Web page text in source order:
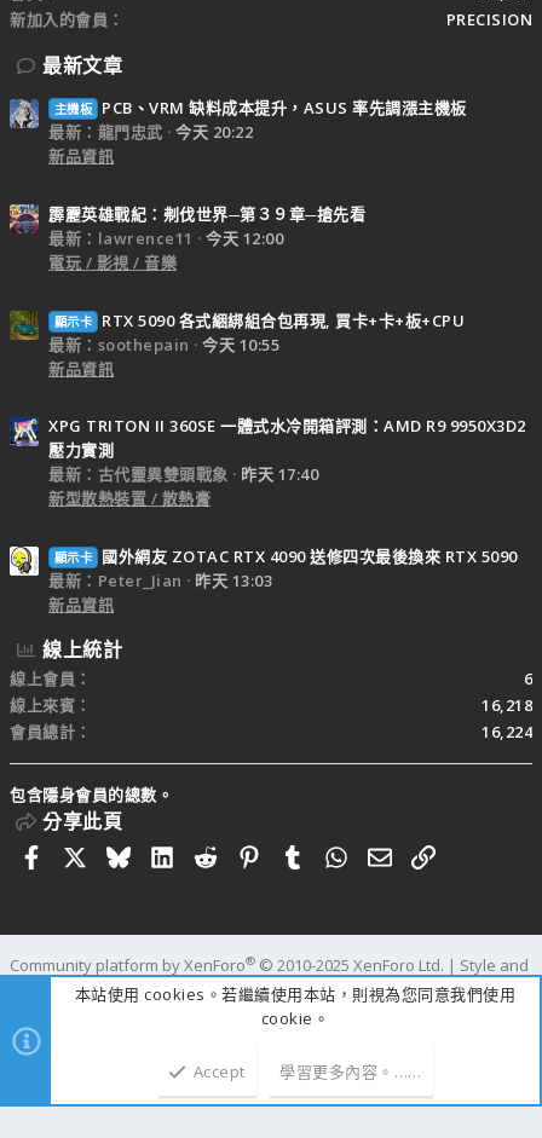
新加入的會員
PRECISION
最新文章
主機板
PCB、VRM 缺料成本提升，ASUS 率先調漲主機板
最新：龍門忠武
今天 20:22
新品資訊
霹靂英雄戰紀：刜伐世界─第３９章─搶先看
最新：lawrence11
今天 12:00
電玩 / 影視 / 音樂
顯示卡
RTX 5090 各式綑綁組合包再現, 買卡+卡+板+CPU
最新：soothepain
今天 10:55
新品資訊
XPG TRITON II 360SE 一體式水冷開箱評測：AMD R9 9950X3D2
壓力實測
最新：古代靈異雙頭戰象
昨天 17:40
新型散熱裝置 / 散熱膏
顯示卡
國外網友 ZOTAC RTX 4090 送修四次最後換來 RTX 5090
最新：Peter_Jian
昨天 13:03
新品資訊
線上統計
線上會員
6
線上來賓
16,218
會員總計
16,224
包含隱身會員的總數。
分享此頁
FacebookBlueskyLinkedIn
RedditPinterestTumblrWhatsApp
電子郵件
連結
Community platform by XenForo® © 2010-2025 XenForo Ltd. | Style and
add-ons by ThemeHouse
時間 1.1662s
本站使用 cookies。若繼續使用本站，則視為您同意我們使用
cookie。
Accept 學習更多內容。……